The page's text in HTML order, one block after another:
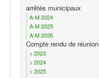
arrêtés municipaux
A-M 2024
A-M 2025
A-M 2026
Compte rendu de réunion
> 2023
> 2024
> 2025